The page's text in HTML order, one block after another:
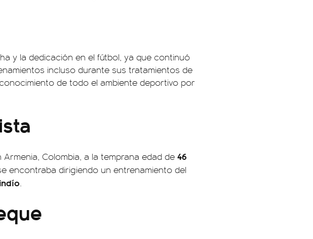
y la dedicación en el fútbol, ya que continuó
incluso durante sus tratamientos de
de todo el ambiente deportivo por
Armenia, Colombia, a la temprana edad de 46
encontraba dirigiendo un entrenamiento del
.